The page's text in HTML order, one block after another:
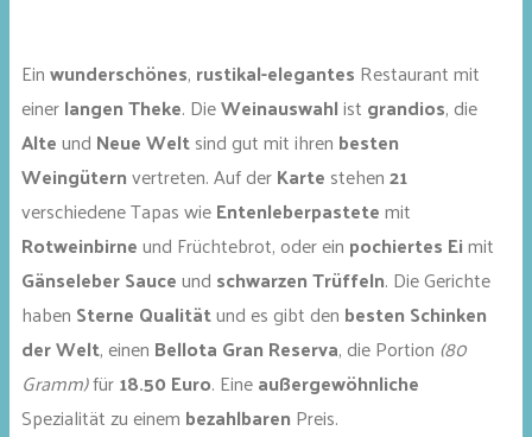
Einwunderschönes, rustikal-elegantes Restaurant mit
einerlangen Theke. DieWeinauswahlist grandios, die
Alteund Neue Weltsind gut mit ihren besten
Weingüternvertreten. Auf derKarte stehen21
verschiedene Tapas wieEntenleberpastetemit
Rotweinbirneund Früchtebrot, oder ein pochiertes Eimit
Gänseleber Sauceund schwarzen Trüffeln. Die Gerichte
haben Sterne Qualitätund es gibt den besten Schinken
der Welt, einen Bellota Gran Reserva, die Portion (80
Gramm)für18.50 Euro. Eineaußergewöhnliche
Spezialität zu einem bezahlbaren Preis.